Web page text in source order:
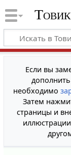
Если вы
необходимо
Затем
страницы и